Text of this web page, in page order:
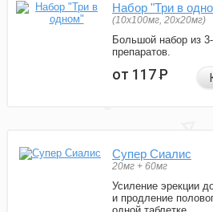
Набор "Три в
(10x100мг, 20x20мг)
Большой набор из
препаратов.
от 117Р
Супер Сиалис
20мг + 60мг
Усиление эрекции
и продление